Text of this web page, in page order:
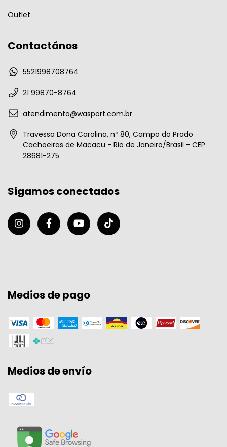
Outlet
Contactános
5521998708764
21 99870-8764
atendimento@wasport.com.br
Travessa Dona Carolina, nº 80, Campo do Prado
Cachoeiras de Macacu - Rio de Janeiro/Brasil - CEP
28681-275
Sigamos conectados
Medios de pago
Medios de envío